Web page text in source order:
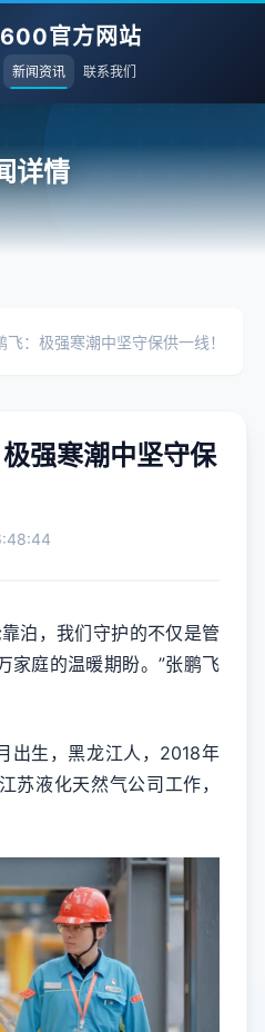
官方网站
新闻资讯 联系我们
详情
飞：极强寒潮中坚守保供一线！
强寒潮中坚守保
，我们守护的不仅是管
家庭的温暖期盼。”张鹏飞
生，黑龙江人，2018年
苏液化天然气公司工作，